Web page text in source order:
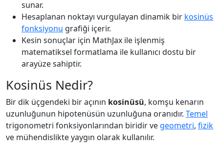
sunar.
Hesaplanan noktayı vurgulayan dinamik bir kosinüs
fonksiyonu grafiği içerir.
Kesin sonuçlar için MathJax ile işlenmiş
matematiksel formatlama ile kullanıcı dostu bir
arayüze sahiptir.
Kosinüs Nedir?
Bir dik üçgendeki bir açının kosinüsü, komşu kenarın
uzunluğunun hipotenüsün uzunluğuna oranıdır. Temel
trigonometri fonksiyonlarından biridir ve geometri, fizik
ve mühendislikte yaygın olarak kullanılır.